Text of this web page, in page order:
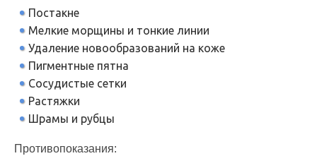
Постакне
Мелкие морщины и тонкие линии
Удаление новообразований на коже
Пигментные пятна
Сосудистые сетки
Растяжки
Шрамы и рубцы
Противопоказания: